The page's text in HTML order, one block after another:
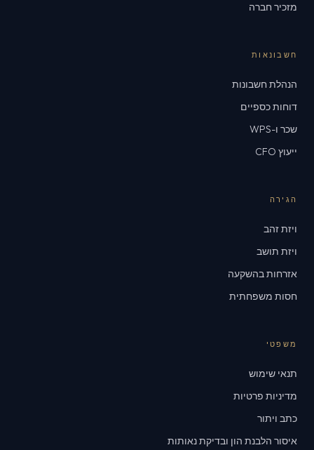
מזכיר חברה
חשבונאות
הנהלת חשבונות
דוחות כספיים
שכר ו-WPS
ייעוץ CFO
הגירה
ויזת זהב
ויזת תושב
אזרחות בהשקעה
חסות משפחתית
משפטי
תנאי שימוש
מדיניות פרטיות
כתב ויתור
איסור הלבנת הון ובדיקת נאותות